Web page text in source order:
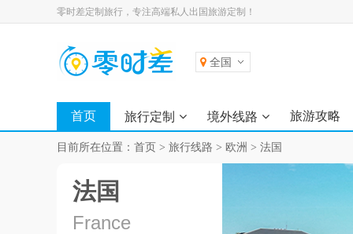
零时差定制旅行，专注高端私人出国旅游定制！
全国
首页 旅行定制 境外线路 旅游攻略
目前所在位置： 首页 > 旅行线路 > 欧洲 > 法国
法国
France